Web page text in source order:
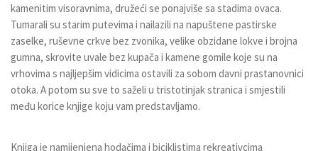
kamenitim visoravnima, družeći se ponajviše sa stadima ovaca.
Tumarali su starim putevima i nailazili na napuštene pastirske
zaselke, ruševne crkve bez zvonika, velike obzidane lokve i brojna
gumna, skrovite uvale bez kupača i kamene gomile koje su na
vrhovima s najljepšim vidicima ostavili za sobom davni prastanovnici
otoka. A potom su sve to saželi u tristotinjak stranica i smjestili
među korice knjige koju vam predstavljamo.
Knjiga je namijenjena hodačima i biciklistima rekreativcima